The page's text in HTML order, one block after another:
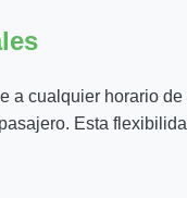
a cualquier horario
Esta